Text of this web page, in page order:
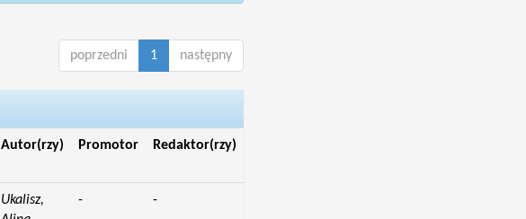
poprzedni 1 następny
Autor(rzy) Promotor Redaktor(rzy)
Ukalisz,
- -